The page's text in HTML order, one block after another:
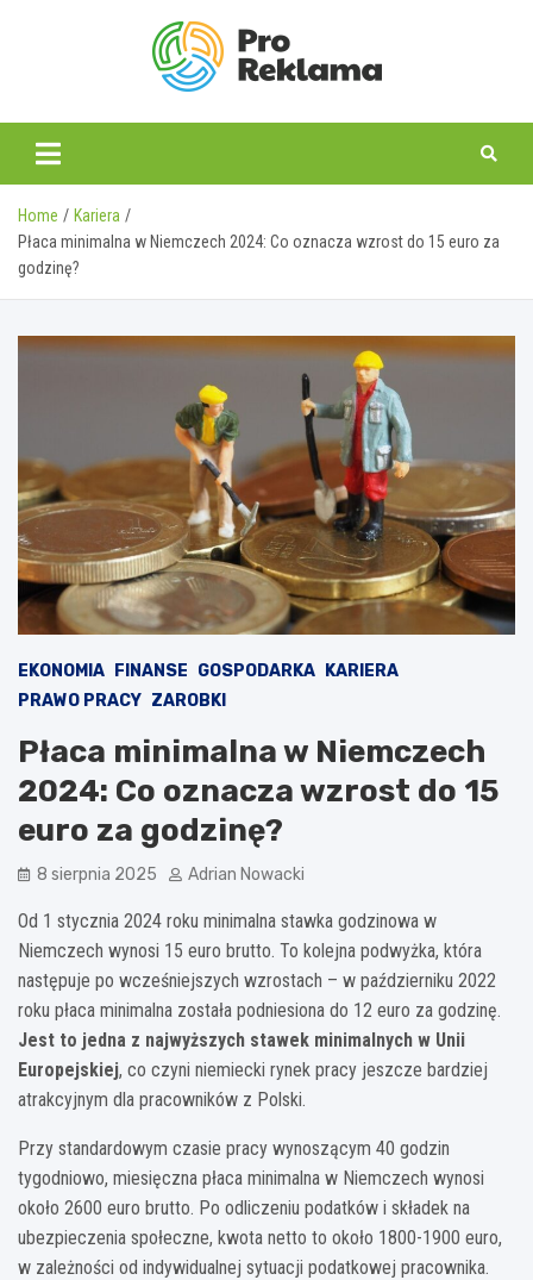
proreklama.pl
Home
Kariera
Płaca minimalna w Niemczech 2024: Co oznacza wzrost do 15 euro za
godzinę?
EKONOMIA FINANSE GOSPODARKA
KARIERA
PRAWO PRACY ZAROBKI
Płaca minimalna w Niemczech
2024: Co oznacza wzrost do 15
euro za godzinę?
8 sierpnia 2025 Adrian Nowacki
Od 1 stycznia 2024 roku minimalna stawka godzinowa w
Niemczech wynosi 15 euro brutto. To kolejna podwyżka, która
następuje po wcześniejszych wzrostach – w październiku 2022
roku płaca minimalna została podniesiona do 12 euro za godzinę.
Jest to jedna z najwyższych stawek minimalnych w Unii
Europejskiej, co czyni niemiecki rynek pracy jeszcze bardziej
atrakcyjnym dla pracowników z Polski.
Przy standardowym czasie pracy wynoszącym 40 godzin
tygodniowo, miesięczna płaca minimalna w Niemczech wynosi
około 2600 euro brutto. Po odliczeniu podatków i składek na
ubezpieczenia społeczne, kwota netto to około 1800-1900 euro,
w zależności od indywidualnej sytuacji podatkowej pracownika.